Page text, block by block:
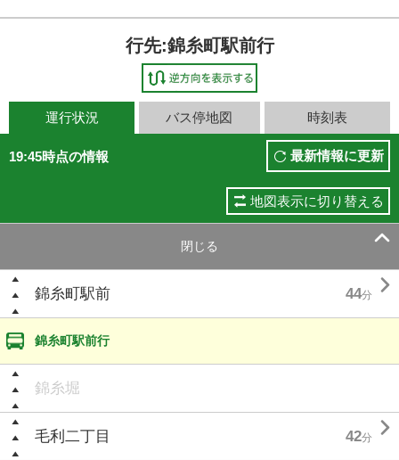
行先:錦糸町駅前行
運行状況 バス停地図 時刻表
19:45時点の情報 最新情報に更新
地図表示に切り替える
閉じる 
錦糸町駅前 44分 
錦糸町駅前行
錦糸堀
毛利二丁目 42分 